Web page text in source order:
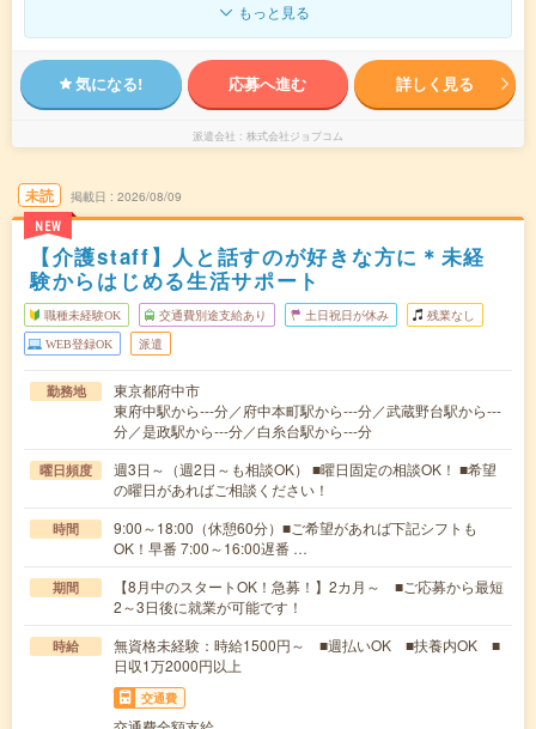
もっと見る
気になる! 応募へ進む 詳しく見る
派遣会社 株式会社ジョブコム
未読
NEW
掲載日 2026/08/09
【介護staff】人と話すのが好きな方に＊未経
験からはじめる生活サポート
職種未経験OK 交通費別途支給あり 土日祝日が休み 残業なし
WEB登録OK 派遣
勤務地
東京都府中市
東府中駅から---分／府中本町駅から---分／武蔵野台駅から---
分／是政駅から---分／白糸台駅から---分
曜日頻度
週3日～（週2日～も相談OK） ■曜日固定の相談OK！ ■希望
の曜日があればご相談ください！
時間
9:00～18:00（休憩60分）■ご希望があれば下記シフトも
OK！早番 7:00～16:00遅番 …
期間
【8月中のスタートOK！急募！】2カ月～ ■ご応募から最短
2～3日後に就業が可能です！
時給
無資格未経験：時給1500円～ ■週払いOK ■扶養内OK ■
日収1万2000円以上
交通費